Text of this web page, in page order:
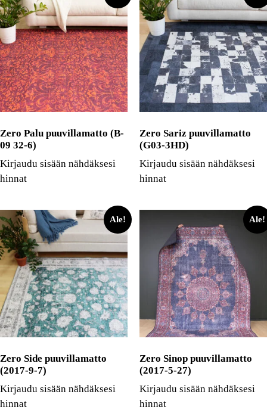
Zero Palu puuvillamatto (B-
09 32-6)
Kirjaudu sisään nähdäksesi
hinnat
Zero Sariz puuvillamatto
(G03-3HD)
Kirjaudu sisään nähdäksesi
hinnat
Ale!
Zero Side puuvillamatto
(2017-9-7)
Kirjaudu sisään nähdäksesi
hinnat
Ale!
Zero Sinop puuvillamatto
(2017-5-27)
Kirjaudu sisään nähdäksesi
hinnat